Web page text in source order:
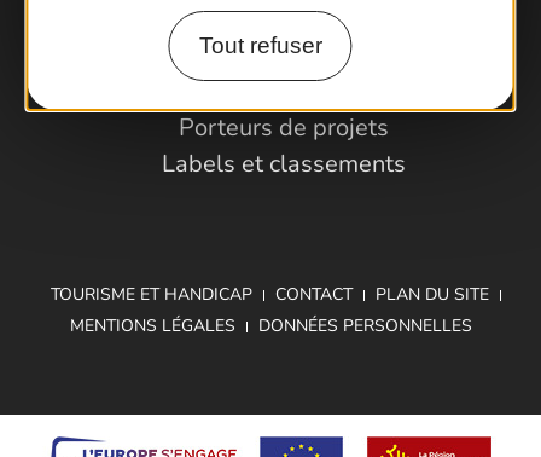
Tout refuser
Espace Pro
Observatoire
Partenaires et Pros
Porteurs de projets
Labels et classements
TOURISME ET HANDICAP CONTACT
PLAN DU SITE
MENTIONS LÉGALES
DONNÉES PERSONNELLES